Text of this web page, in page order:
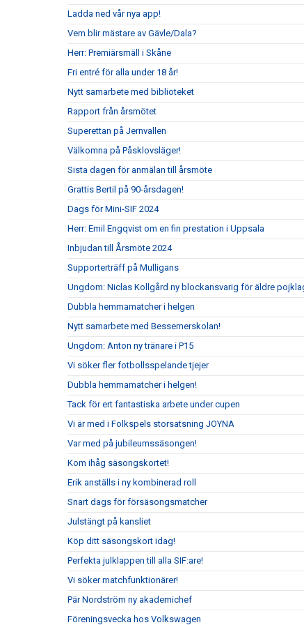
Ladda ned vår nya app!
Vem blir mästare av Gävle/Dala?
Herr: Premiärsmäll i Skåne
Fri entré för alla under 18 år!
Nytt samarbete med biblioteket
Rapport från årsmötet
Superettan på Jernvallen
Välkomna på Påsklovsläger!
Sista dagen för anmälan till årsmöte
Grattis Bertil på 90-årsdagen!
Dags för Mini-SIF 2024
Herr: Emil Engqvist om en fin prestation i Uppsala
Inbjudan till Årsmöte 2024
Supporterträff på Mulligans
Ungdom: Niclas Kollgård ny blockansvarig för äldre
Dubbla hemmamatcher i helgen
Nytt samarbete med Bessemerskolan!
Ungdom: Anton ny tränare i P15
Vi söker fler fotbollsspelande tjejer
Dubbla hemmamatcher i helgen!
Tack för ert fantastiska arbete under cupen
Vi är med i Folkspels storsatsning JOYNA
Var med på jubileumssäsongen!
Kom ihåg säsongskortet!
Erik anställs i ny kombinerad roll
Snart dags för försäsongsmatcher
Julstängt på kansliet
Köp ditt säsongskort idag!
Perfekta julklappen till alla SIF:are!
Vi söker matchfunktionärer!
Pär Nordström ny akademichef
Föreningsvecka hos Volkswagen